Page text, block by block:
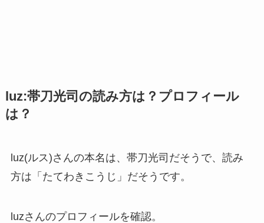
luz:帯刀光司の読み方は？プロフィール
は？
luz(ルス)さんの本名は、帯刀光司だそうで、読み
方は「たてわきこうじ」だそうです。
luzさんのプロフィールを確認。